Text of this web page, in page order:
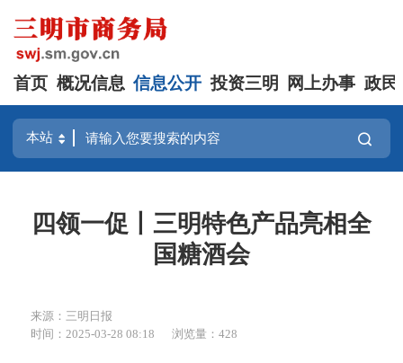
首页 概况信息 信息公开 投资三明 网上办事 政民
四领一促丨三明特色产品亮相全
国糖酒会
来源：三明日报
时间：2025-03-28 08:18
浏览量：428